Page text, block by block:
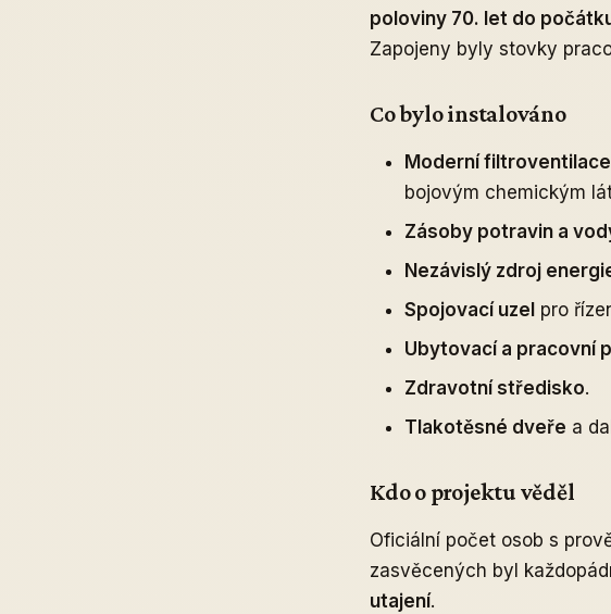
poloviny 70. let do
Zapojeny byly stovky
Co bylo instalováno
Moderní filtroventilace
bojovým chemickým
Zásoby potravin a
Nezávislý zdroj
Spojovací uzel pro
Ubytovací a pracovní
Zdravotní středisko.
Tlakotěsné dveře a
Kdo o projektu věděl
Oficiální počet osob s
zasvěcených byl
utajení.